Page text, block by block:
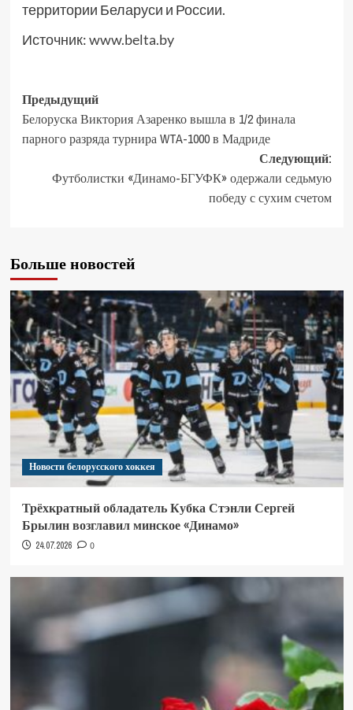
территории Беларуси и России.
Источник:www.belta.by
Предыдущий
Белоруска Виктория Азаренко вышла в 1/2 финала
парного разряда турнира WTA-1000 в Мадриде
Следующий:
Футболистки «Динамо-БГУФК» одержали седьмую
победу с сухим счетом
Больше новостей
Новости белорусского хоккея
Трёхкратный обладатель Кубка Стэнли Сергей
Брылин возглавил минское «Динамо»
24.07.2026 0